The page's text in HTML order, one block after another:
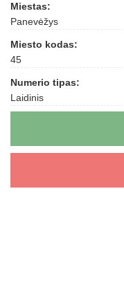
Miestas:
Panevėžys
Miesto kodas:
45
Numerio tipas:
Laidinis